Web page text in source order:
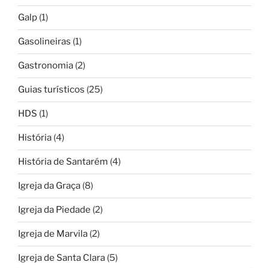
Galp (1)
Gasolineiras (1)
Gastronomia (2)
Guias turísticos (25)
HDS (1)
História (4)
História de Santarém (4)
Igreja da Graça (8)
Igreja da Piedade (2)
Igreja de Marvila (2)
Igreja de Santa Clara (5)